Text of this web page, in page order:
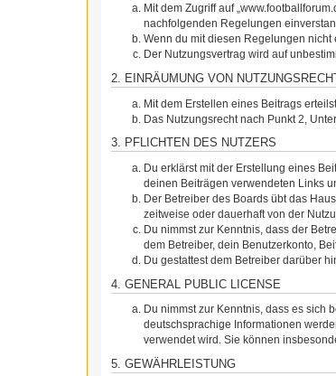
Mit dem Zugriff auf
nachfolgenden Regelungen
Wenn du mit diesen Regelungen
Der Nutzungsvertrag wird auf
2. EINRÄUMUNG VON
Mit dem Erstellen eines Beitrags
Das Nutzungsrecht nach Punkt 2,
3. PFLICHTEN DES NUTZERS
Du erklärst mit der Erstellung eines
deinen Beiträgen verwendeten Links
Der Betreiber des Boards übt das
zeitweise oder dauerhaft von der
Du nimmst zur Kenntnis, dass der
dem Betreiber, dein Benutzerkonto,
Du gestattest dem Betreiber darüber
4. GENERAL PUBLIC LICENSE
Du nimmst zur Kenntnis, dass es sich
deutschsprachige Informationen
verwendet wird. Sie können
5. GEWÄHRLEISTUNG